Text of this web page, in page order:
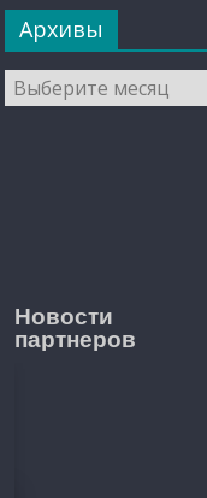
Архивы
Архивы
Новости
партнеров